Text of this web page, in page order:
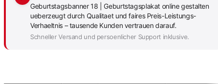
Geburtstagsbanner 18 | Geburtstagsplakat online gestalten
ueberzeugt durch Qualitaet und faires Preis-Leistungs-
Verhaeltnis – tausende Kunden vertrauen darauf.
Schneller Versand und persoenlicher Support inklusive.